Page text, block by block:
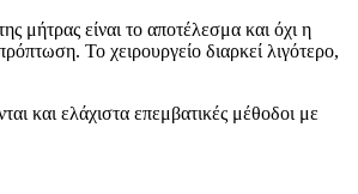
μήτρας είναι το αποτέλεσμα και όχι η
Το χειρουργείο διαρκεί λιγότερο,
και ελάχιστα επεμβατικές μέθοδοι με